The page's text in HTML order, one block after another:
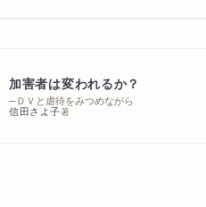
加害者は変われるか？
─ＤＶと虐待をみつめながら
信田さよ子著